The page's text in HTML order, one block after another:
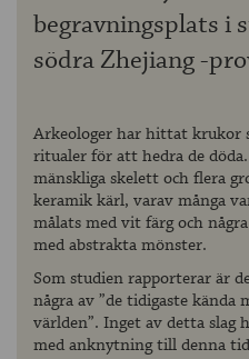
begravningsplats i
södra Zhejiang -
Arkeologer har hittat krukor
ritualer för att hedra de
mänskliga skelett och flera
keramik kärl, varav många
målats med vit färg och
med abstrakta mönster.
Som studien rapporterar är
några av ”de tidigaste
världen”. Inget av detta slag
med anknytning till denna